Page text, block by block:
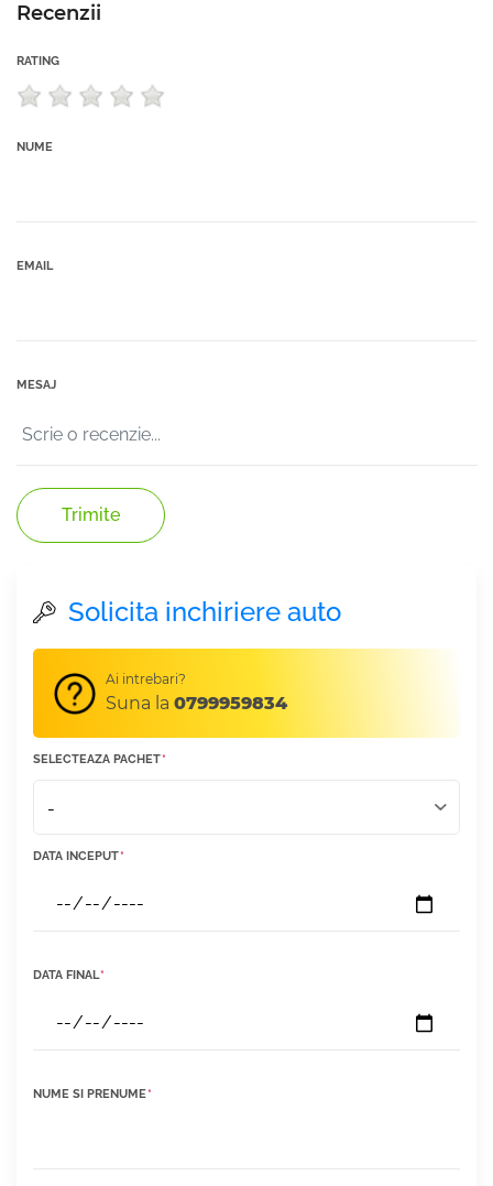
Recenzii
RATING
NUME
EMAIL
MESAJ
Trimite
Solicita inchiriere auto
Ai intrebari?
Suna la 0799959834
SELECTEAZA PACHET*
DATA INCEPUT*
DATA FINAL*
NUME SI PRENUME*